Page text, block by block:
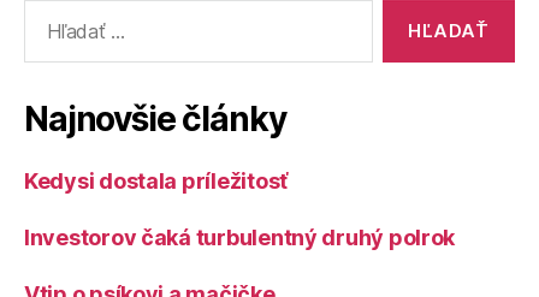
Najnovšie články
Kedysi dostala príležitosť
Investorov čaká turbulentný druhý polrok